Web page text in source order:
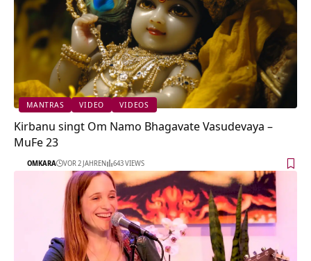
MANTRAS VIDEO VIDEOS
Kirbanu singt Om Namo Bhagavate Vasudevaya –
MuFe 23
OMKARA VOR 2 JAHREN 643 VIEWS